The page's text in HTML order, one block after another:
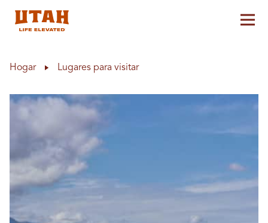
Hogar Lugares para visitar